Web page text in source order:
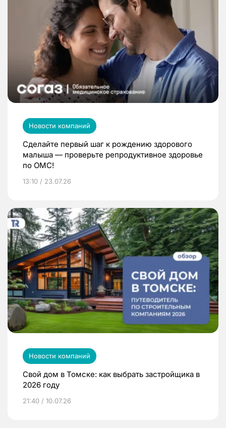
Новости компаний
Сделайте первый шаг к рождению здорового
малыша — проверьте репродуктивное здоровье
по ОМС!
13:10 / 23.07.26
Новости компаний
Свой дом в Томске: как выбрать застройщика в
2026 году
21:40 / 10.07.26